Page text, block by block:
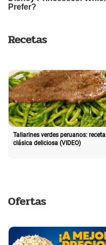
Recetas
Tallarines verdes peruanos: receta
clásica deliciosa (VIDEO)
Ofertas